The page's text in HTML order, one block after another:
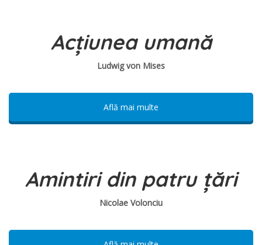
Acțiunea umană
Ludwig von Mises
Află mai multe
Amintiri din patru țări
Nicolae Volonciu